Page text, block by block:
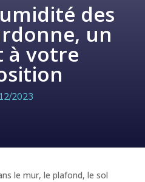
des
un
à votre
2023
le mur, le plafond, le sol